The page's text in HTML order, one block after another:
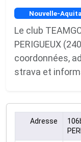
Nouvelle-
Le club
PERIGUEUX
coordonnées,
strava et
Adresse